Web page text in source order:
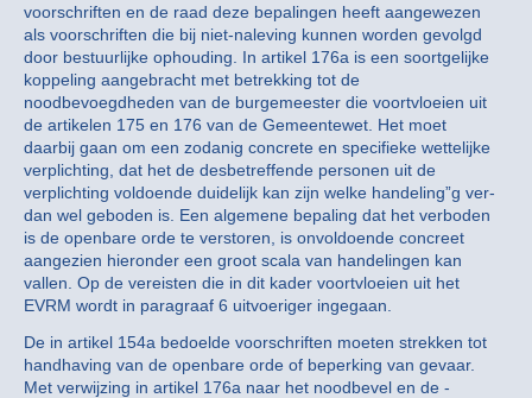
voorschriften en de raad deze bepalingen heeft aangewezen
als voorschriften die bij niet-naleving kunnen worden gevolgd
door bestuurlijke ophouding. In artikel 176a is een soortgelijke
koppeling aangebracht met betrekking tot de
noodbevoegdheden van de burgemeester die voortvloeien uit
de artikelen 175 en 176 van de Gemeentewet. Het moet
daarbij gaan om een zodanig concrete en specifieke wettelijke
verplichting, dat het de desbetreffende personen uit de
verplichting voldoende duidelijk kan zijn welke handeling”g ver-
dan wel geboden is. Een algemene bepaling dat het verboden
is de openbare orde te verstoren, is onvoldoende concreet
aangezien hieronder een groot scala van handelingen kan
vallen. Op de vereisten die in dit kader voortvloeien uit het
EVRM wordt in paragraaf 6 uitvoeriger ingegaan.
De in artikel 154a bedoelde voorschriften moeten strekken tot
handhaving van de openbare orde of beperking van gevaar.
Met verwijzing in artikel 176a naar het noodbevel en de -